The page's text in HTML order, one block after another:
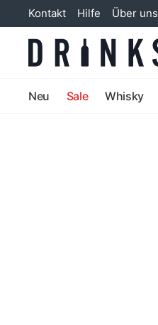
Kontakt Hilfe Über uns
Neu Sale Whisky